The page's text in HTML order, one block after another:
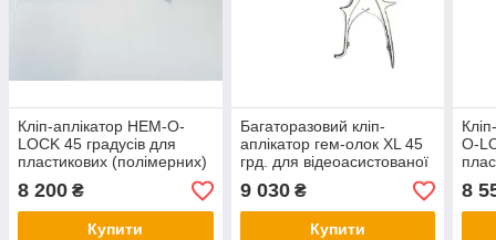
Кліп-аплікатор HEM-O-
LOCK 45 градусів для
пластикових (полімерних)
кліпс (XL) великого
розміру, Ф10Х330 мм
8 200 ₴
Купити
Багаторазовий кліп-
аплікатор гем-олок XL 45
грд. для відеоасистованої
торакохірургії (VATS)
9 030₴
Купити
O-
8